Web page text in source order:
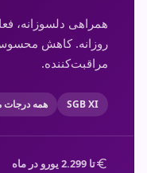
همراهی دلسوزانه،
روزانه. کاهش
مراقبت‌کننده.
SGB XI همه درجات
euroتا 2.299 یورو در ماه